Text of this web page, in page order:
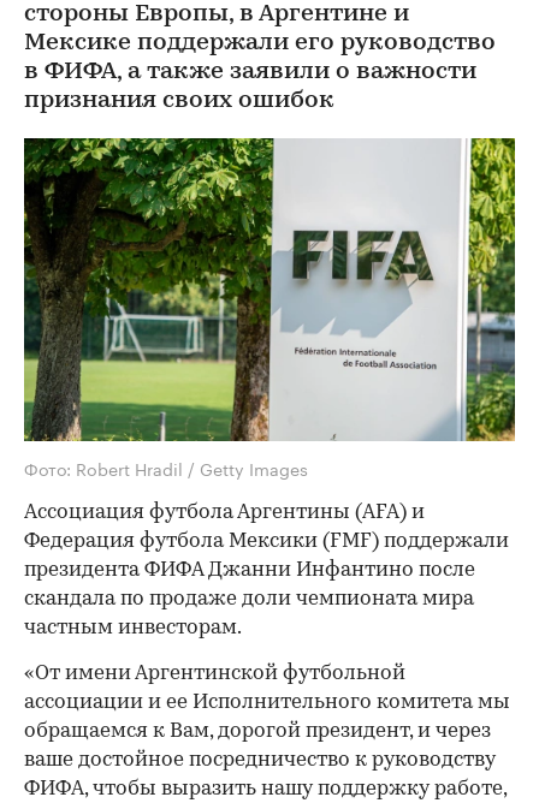
стороны Европы, в Аргентине и
Мексике поддержали его руководство
в ФИФА, а также заявили о важности
признания своих ошибок
Фото: Robert Hradil / Getty Images
Ассоциация футбола Аргентины (AFA) и
Федерация футбола Мексики (FMF) поддержали
президента ФИФА Джанни Инфантино после
скандала по продаже доли чемпионата мира
частным инвесторам.
«От имени Аргентинской футбольной
ассоциации и ее Исполнительного комитета мы
обращаемся к Вам, дорогой президент, и через
ваше достойное посредничество к руководству
ФИФА, чтобы выразить нашу поддержку работе,